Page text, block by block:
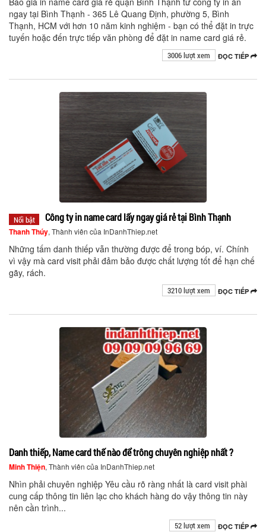
ngay tại Bình Thạnh - 365 Lê Quang Định, phường 5, Bình
Thạnh, HCM với hơn 10 năm kinh nghiệm - bạn có thể đặt in trực
tuyến hoặc đến trực tiếp văn phòng để đặt in name card giá rẻ.
ĐỌC TIẾP
3006 lượt xem
Nổi bật Công ty in name card lấy ngay giá rẻ tại Bình Thạnh
Thanh Thúy, Thành viên của InDanhThiep.net
Những tấm danh thiếp vẫn thường được để trong bóp, ví. Chính
vì vậy mà card visit phải đảm bảo được chất lượng tốt để hạn chế
gãy, rách.
ĐỌC TIẾP
3210 lượt xem
Danh thiếp, Name card thế nào để trông chuyên nghiệp nhất ?
Minh Thiện, Thành viên của InDanhThiep.net
Nhìn phải chuyên nghiệp Yêu cầu rõ ràng nhất là card visit phài
cung cấp thông tin liên lạc cho khách hàng do vậy thông tin này
nên cần trình...
ĐỌC TIẾP
52 lượt xem